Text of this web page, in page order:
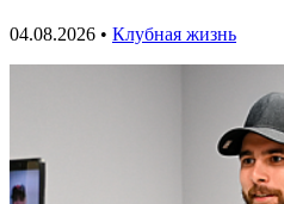
04.08.2026 • Клубная жизнь